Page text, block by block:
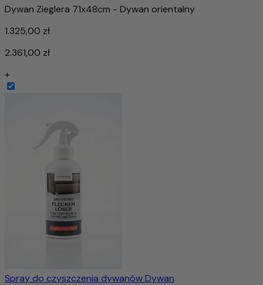
Dywan Zieglera 71x48cm - Dywan orientalny
1.325,00 zł
2.361,00 zł
+
Spray do czyszczenia dywanów Dywan